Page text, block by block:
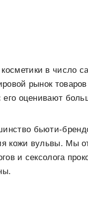
в число
рынок
его оценивают
бьюти-
кожи вульвы. Мы
и сексолога